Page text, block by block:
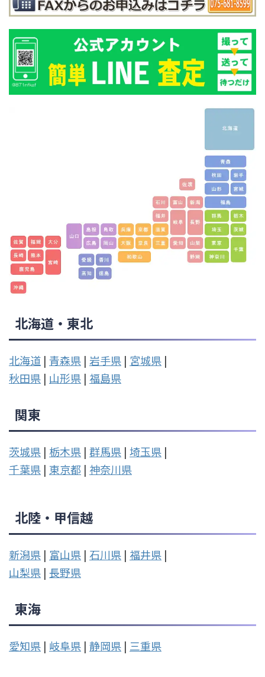
北海道・東北
北海道 | 青森県 | 岩手県 | 宮城県 |
秋田県 | 山形県 | 福島県
関東
茨城県 | 栃木県 | 群馬県 | 埼玉県 |
千葉県 | 東京都 | 神奈川県
北陸・甲信越
新潟県 | 富山県 | 石川県 | 福井県 |
山梨県 | 長野県
東海
愛知県 | 岐阜県 | 静岡県 | 三重県